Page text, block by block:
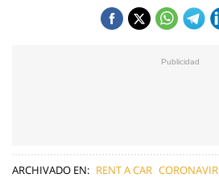
ARCHIVADO EN: RENT A CAR